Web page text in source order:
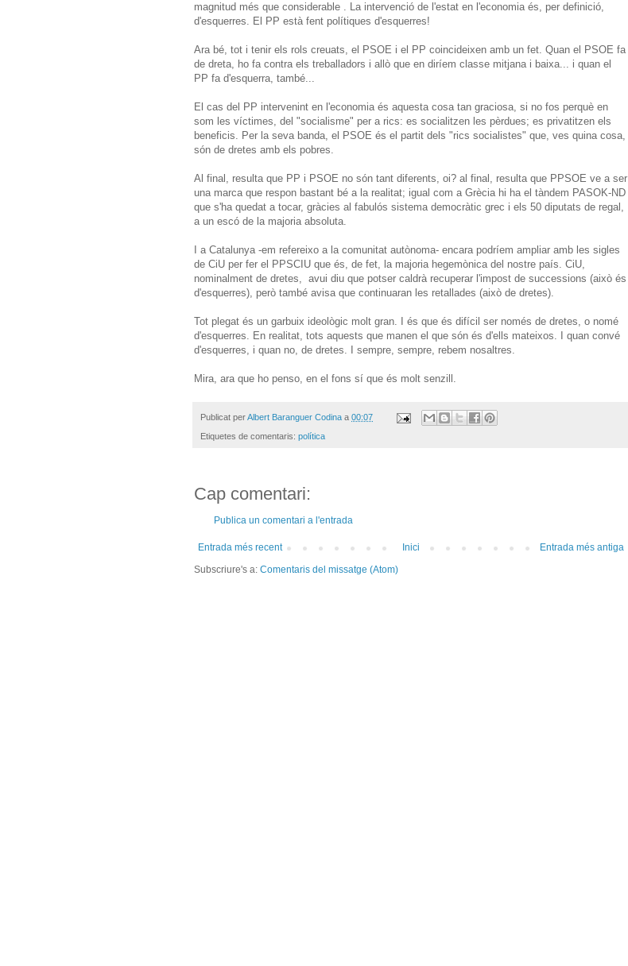
magnitud més que considerable . La intervenció de l'estat en l'economia és, per definició,
d'esquerres. El PP està fent polítiques d'esquerres!
Ara bé, tot i tenir els rols creuats, el PSOE i el PP coincideixen amb un fet. Quan el PSOE fa
de dreta, ho fa contra els treballadors i allò que en diríem classe mitjana i baixa... i quan el
PP fa d'esquerra, també...
El cas del PP intervenint en l'economia és aquesta cosa tan graciosa, si no fos perquè en
som les víctimes, del "socialisme" per a rics: es socialitzen les pèrdues; es privatitzen els
beneficis. Per la seva banda, el PSOE és el partit dels "rics socialistes" que, ves quina cosa,
són de dretes amb els pobres.
Al final, resulta que PP i PSOE no són tant diferents, oi? al final, resulta que PPSOE ve a ser
una marca que respon bastant bé a la realitat; igual com a Grècia hi ha el tàndem PASOK-ND
que s'ha quedat a tocar, gràcies al fabulós sistema democràtic grec i els 50 diputats de regal,
a un escó de la majoria absoluta.
I a Catalunya -em refereixo a la comunitat autònoma- encara podríem ampliar amb les sigles
de CiU per fer el PPSCIU que és, de fet, la majoria hegemònica del nostre país. CiU,
nominalment de dretes, avui diu que potser caldrà recuperar l'impost de successions (això és
d'esquerres), però també avisa que continuaran les retallades (això de dretes).
Tot plegat és un garbuix ideològic molt gran. I és que és difícil ser només de dretes, o nomé
d'esquerres. En realitat, tots aquests que manen el que són és d'ells mateixos. I quan convé
d'esquerres, i quan no, de dretes. I sempre, sempre, rebem nosaltres.
Mira, ara que ho penso, en el fons sí que és molt senzill.
Publicat perAlbert Baranguer Codina a 00:07
Etiquetes de comentaris: política
Cap comentari:
Publica un comentari a l'entrada
Entrada més recent Entrada més antiga
Inici
Subscriure's a: Comentaris del missatge (Atom)